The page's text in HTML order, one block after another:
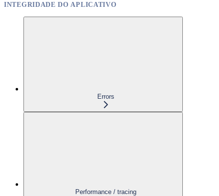
INTEGRIDADE DO APLICATIVO
Errors
Performance / tracing